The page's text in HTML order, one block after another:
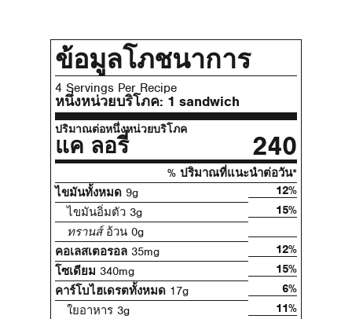
ข้อมูลโภชนาการ
4 Servings Per Recipe
หนึ่งหน่วยบริโภค: 1 sandwich
ปริมาณต่อหนึ่งหน่วยบริโภค
แค ลอรี่ 240
% ปริมาณที่แนะนําต่อวัน*
ไขมันทั้งหมด 9g
12%
ไขมันอิ่มตัว 3g
15%
ทรานส์อ้วน 0g
คอเลสเตอรอล 35mg
12%
โซเดียม 340mg
15%
คาร์โบไฮเดรตทั้งหมด 17g
6%
ใยอาหาร 3g
11%